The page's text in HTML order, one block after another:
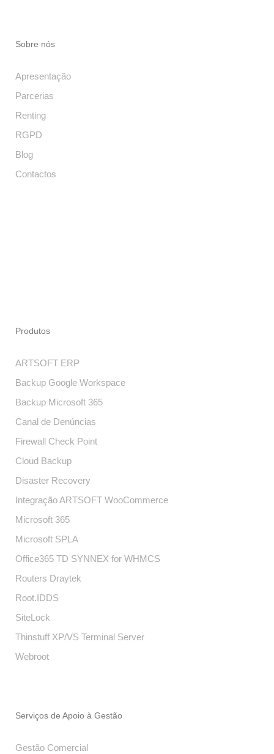
Sobre nós
Apresentação
Parcerias
Renting
RGPD
Blog
Contactos
Produtos
ARTSOFT ERP
Backup Google Workspace
Backup Microsoft 365
Canal de Denúncias
Firewall Check Point
Cloud Backup
Disaster Recovery
Integração ARTSOFT WooCommerce
Microsoft 365
Microsoft SPLA
Office365 TD SYNNEX for WHMCS
Routers Draytek
Root.IDDS
SiteLock
Thinstuff XP/VS Terminal Server
Webroot
Serviços de Apoio à Gestão
Gestão Comercial